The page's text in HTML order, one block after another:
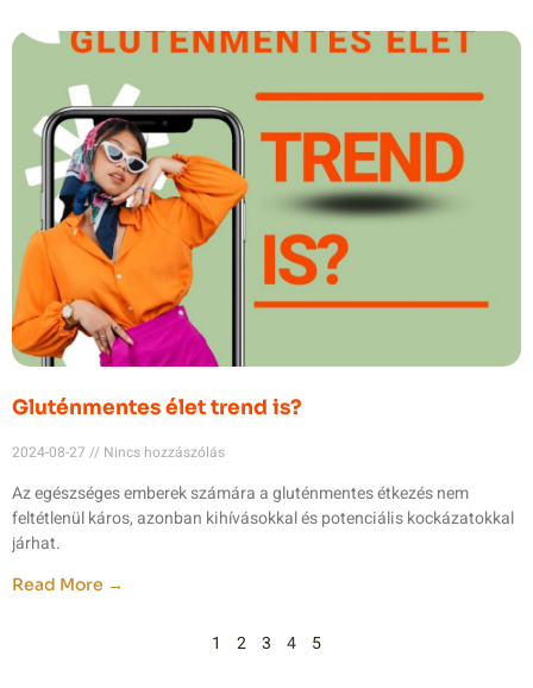
Gluténmentes élet trend is?
2024-08-27 Nincs hozzászólás
Az egészséges emberek számára a gluténmentes étkezés nem
feltétlenül káros, azonban kihívásokkal és potenciális kockázatokkal
járhat.
Read More →
1 2 3 4 5